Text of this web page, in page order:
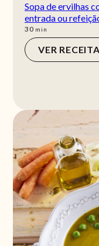
Sopa de ervilhas
entrada ou
30min
min
VER RECEITA